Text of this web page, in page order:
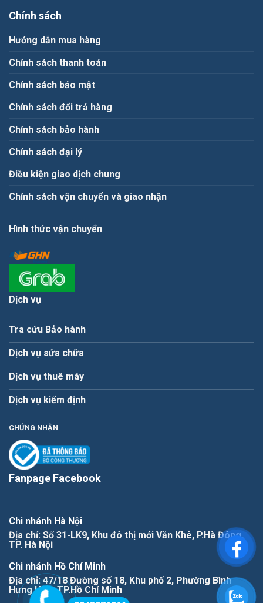
Chính sách
Hướng dẫn mua hàng
Chính sách thanh toán
Chính sách bảo mật
Chính sách đổi trả hàng
Chính sách bảo hành
Chính sách đại lý
Điều kiện giao dịch chung
Chính sách vận chuyển và giao nhận
Hình thức vận chuyển
Dịch vụ
Tra cứu Bảo hành
Dịch vụ sửa chữa
Dịch vụ thuê máy
Dịch vụ kiểm định
CHỨNG NHẬN
Fanpage Facebook
Chi nhánh Hà Nội
Địa chỉ: Số 31-LK9, Khu đô thị mới Văn Khê, P.Hà Đông,
TP. Hà Nội
Chi nhánh Hồ Chí Minh
Địa chỉ: 47/18 Đường số 18, Khu phố 2, Phường Bình
Hưng Hòa, TP.Hồ Chí Minh